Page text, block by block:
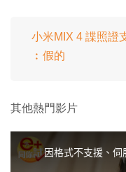
小米MIX 4 諜照證
︰假的
其他熱門影片
因格式不支援、伺